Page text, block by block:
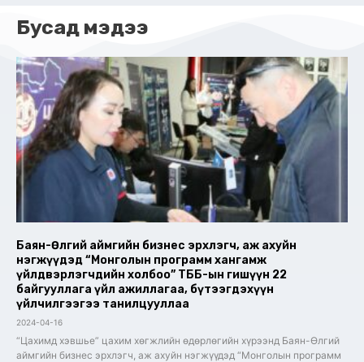
Бусад мэдээ
Баян-Өлгий аймгийн бизнес эрхлэгч, аж ахуйн
нэгжүүдэд “Монголын программ хангамж
үйлдвэрлэгчдийн холбоо” ТББ-ын гишүүн 22
байгууллага үйл ажиллагаа, бүтээгдэхүүн
үйлчилгээгээ танилцууллаа
2024-04-16
“Цахимд хэвшье” цахим хөгжлийн өдөрлөгийн хүрээнд Баян-Өлгий
аймгийн бизнес эрхлэгч, аж ахуйн нэгжүүдэд “Монголын программ